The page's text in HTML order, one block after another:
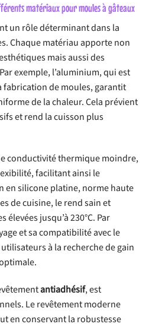
matériaux pour moules à gâteaux
un rôle déterminant dans la
Chaque matériau apporte non
mais aussi des
exemple, l’aluminium, qui est
fabrication de moules, garantit
de la chaleur. Cela prévient
et rend la cuisson plus
conductivité thermique moindre,
facilitant ainsi le
en silicone platine, norme haute
de cuisine, le rend sain et
jusqu’à 230°C. Par
et sa compatibilité avec le
à la recherche de gain
antiadhésif, est
Le revêtement moderne
en conservant la robustesse